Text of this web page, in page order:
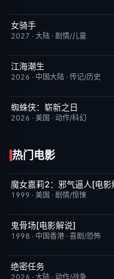
7月15日更新
女骑手
2027 · 大陆 · 剧情/儿童
更新至第26集
江海潮生
2026 · 中国大陆 · 传记/历史
TC中字
蜘蛛侠：崭新之日
2026 · 美国 · 动作/科幻
热门电影
已完结
1999 · 美国 · 剧情/惊悚
已完结
鬼骨场[电影解说]
1998 · 中国香港 · 喜剧/恐怖
昨日更新
绝密任务
2026 · 大陆 · 动作/战争